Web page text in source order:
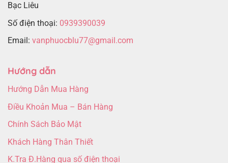
Bạc Liêu
Số điện thoại: 0939390039
Email: vanphuocblu77@gmail.com
Hướng dẫn
Hướng Dẫn Mua Hàng
Điều Khoản Mua – Bán Hàng
Chính Sách Bảo Mật
Khách Hàng Thân Thiết
K.Tra Đ.Hàng qua số điện thoại